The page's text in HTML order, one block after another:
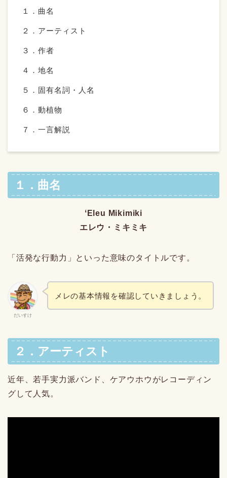
１．曲名
２．アーティスト
３．作者
４．地名
５．固有名詞・人名
６．動植物
７．一言解説
１．曲名
ʻEleu Mikimiki
エレウ・ミキミキ
「活発な行動力」といった意味のタイトルです。
だいすけ
メレの基本情報を確認していきましょう。
２．アーティスト
近年、若手実力派バンド、ケアウホウがレコーディン
グして人気。